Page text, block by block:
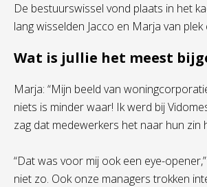
De bestuurswissel vond plaats in het
lang wisselden Jacco en Marja van
Wat is jullie het meest
Marja: “Mijn beeld van
niets is minder waar! Ik werd bij
zag dat medewerkers het naar hun zin
“Dat was voor mij ook een eye-
niet zo. Ook onze managers trokken